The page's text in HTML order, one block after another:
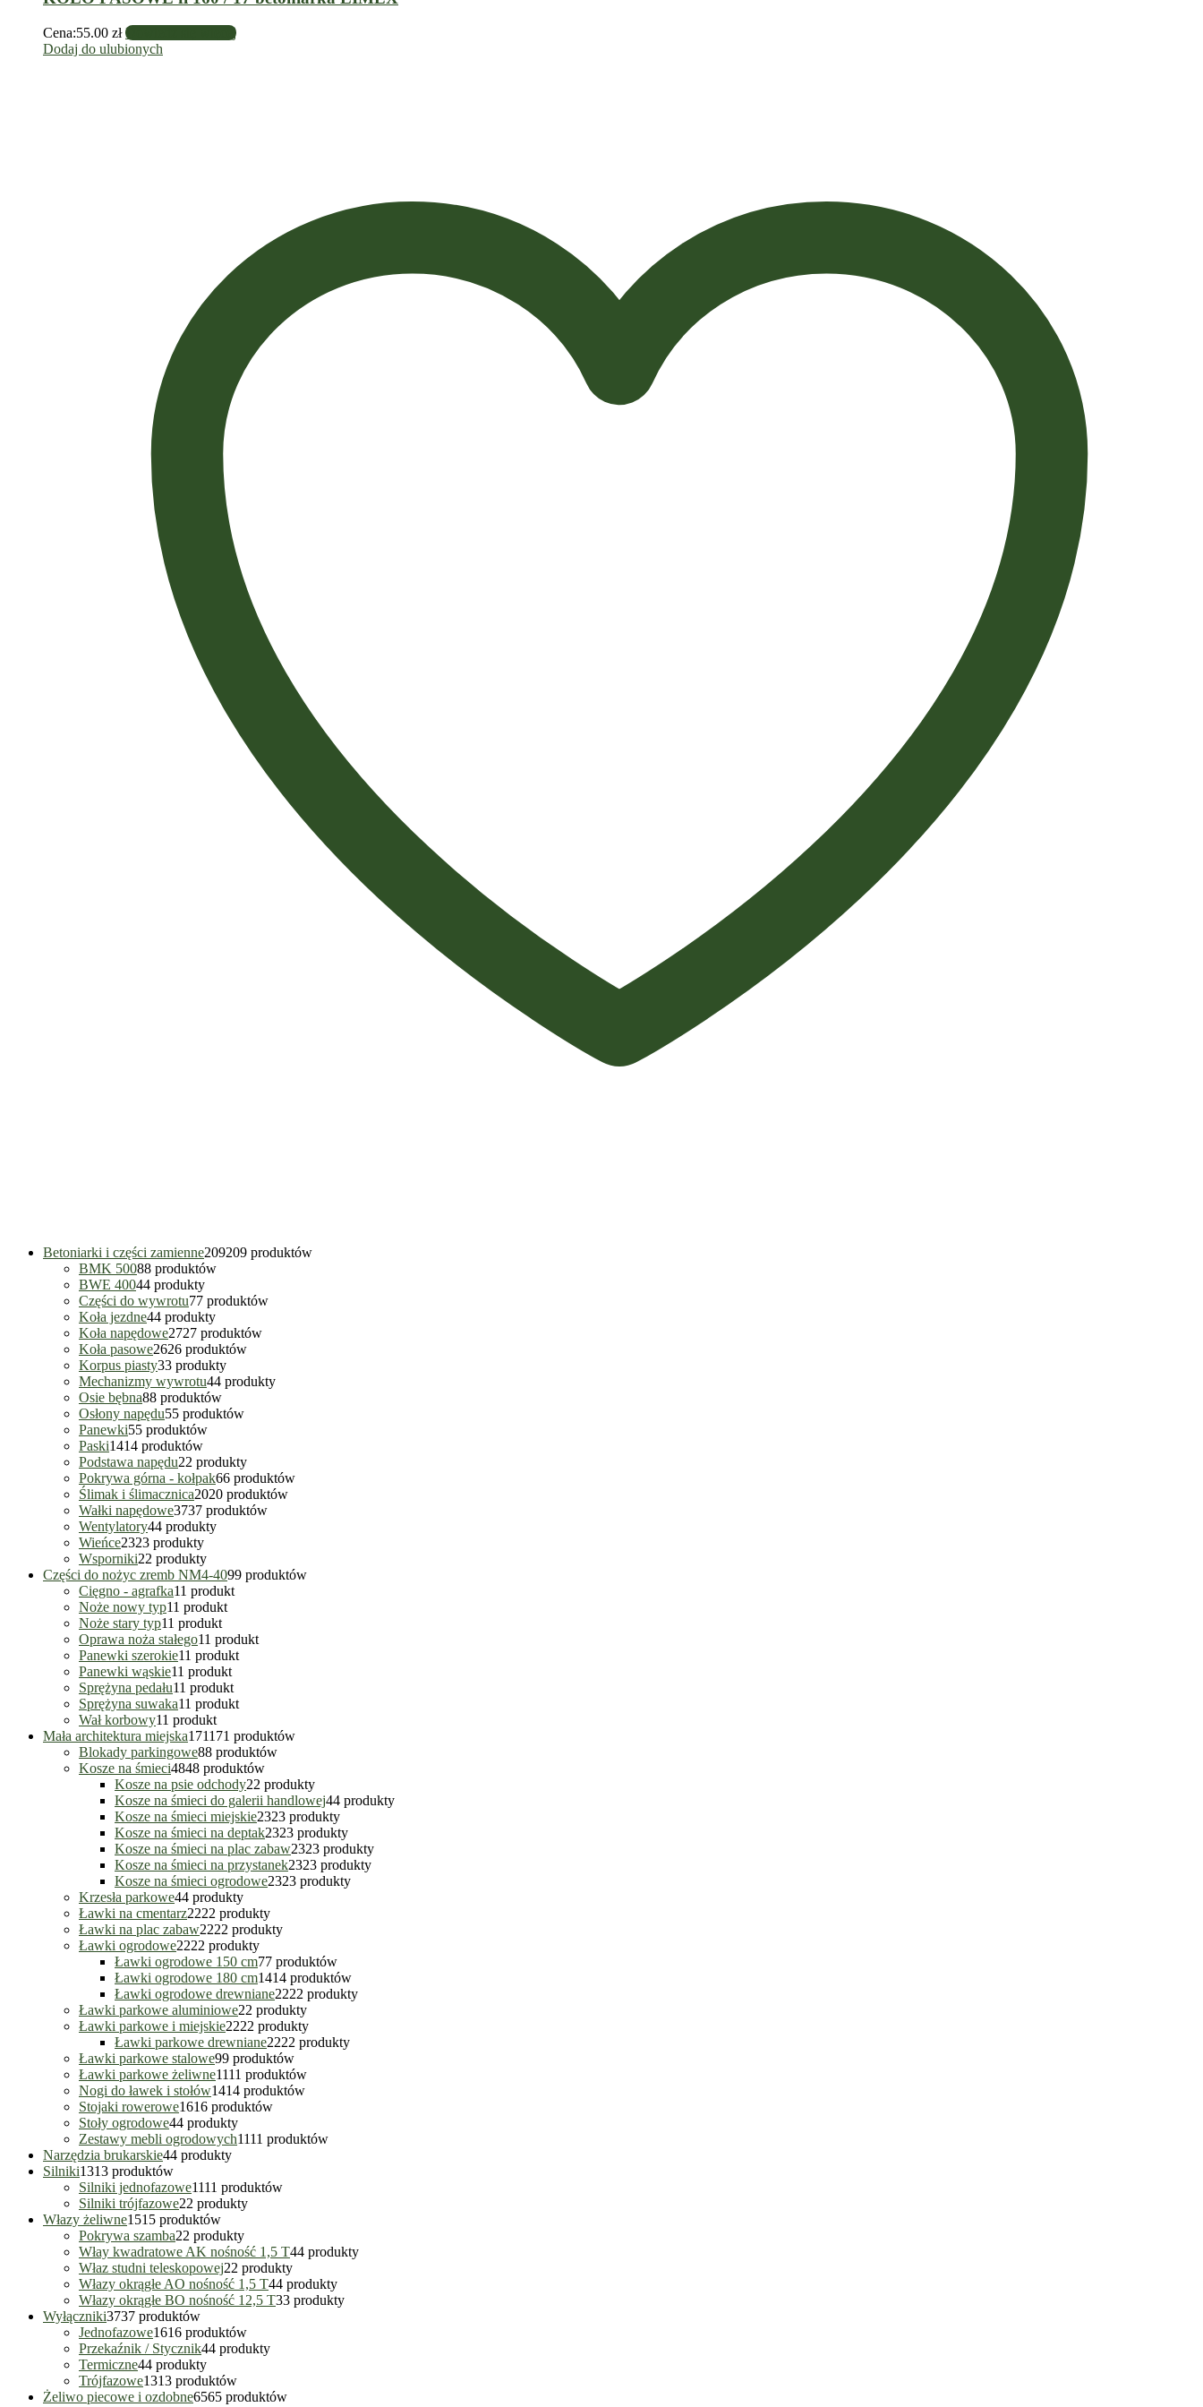
Cena:55.00 zł Dowiedz się więcej
Dodaj do ulubionych
Betoniarki i części zamienne209209 produktów
BMK 50088 produktów
BWE 40044 produkty
Części do wywrotu77 produktów
Koła jezdne44 produkty
Koła napędowe2727 produktów
Koła pasowe2626 produktów
Korpus piasty33 produkty
Mechanizmy wywrotu44 produkty
Osie bębna88 produktów
Osłony napędu55 produktów
Panewki55 produktów
Paski1414 produktów
Podstawa napędu22 produkty
Pokrywa górna - kołpak66 produktów
Ślimak i ślimacznica2020 produktów
Wałki napędowe3737 produktów
Wentylatory44 produkty
Wieńce2323 produkty
Wsporniki22 produkty
Części do nożyc zremb NM4-4099 produktów
Cięgno - agrafka11 produkt
Noże nowy typ11 produkt
Noże stary typ11 produkt
Oprawa noża stałego11 produkt
Panewki szerokie11 produkt
Panewki wąskie11 produkt
Sprężyna pedału11 produkt
Sprężyna suwaka11 produkt
Wał korbowy11 produkt
Mała architektura miejska171171 produktów
Blokady parkingowe88 produktów
Kosze na śmieci4848 produktów
Kosze na psie odchody22 produkty
Kosze na śmieci do galerii handlowej44 produkty
Kosze na śmieci miejskie2323 produkty
Kosze na śmieci na deptak2323 produkty
Kosze na śmieci na plac zabaw2323 produkty
Kosze na śmieci na przystanek2323 produkty
Kosze na śmieci ogrodowe2323 produkty
Krzesła parkowe44 produkty
Ławki na cmentarz2222 produkty
Ławki na plac zabaw2222 produkty
Ławki ogrodowe2222 produkty
Ławki ogrodowe 150 cm77 produktów
Ławki ogrodowe 180 cm1414 produktów
Ławki ogrodowe drewniane2222 produkty
Ławki parkowe aluminiowe22 produkty
Ławki parkowe i miejskie2222 produkty
Ławki parkowe drewniane2222 produkty
Ławki parkowe stalowe99 produktów
Ławki parkowe żeliwne1111 produktów
Nogi do ławek i stołów1414 produktów
Stojaki rowerowe1616 produktów
Stoły ogrodowe44 produkty
Zestawy mebli ogrodowych1111 produktów
Narzędzia brukarskie44 produkty
Silniki1313 produktów
Silniki jednofazowe1111 produktów
Silniki trójfazowe22 produkty
Włazy żeliwne1515 produktów
Pokrywa szamba22 produkty
Włay kwadratowe AK nośność 1,5 T44 produkty
Właz studni teleskopowej22 produkty
Włazy okrągłe AO nośność 1,5 T44 produkty
Włazy okrągłe BO nośność 12,5 T33 produkty
Wyłączniki3737 produktów
Jednofazowe1616 produktów
Przekaźnik / Stycznik44 produkty
Termiczne44 produkty
Trójfazowe1313 produktów
Żeliwo piecowe i ozdobne6565 produktów